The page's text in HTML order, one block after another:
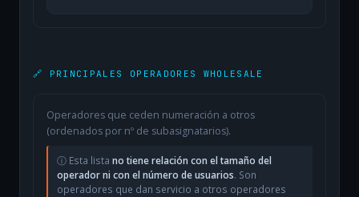
🔗 PRINCIPALES OPERADORES WHOLESALE
Operadores que ceden numeración a otros
(ordenados por nº de subasignatarios).
ⓘ Esta listano tiene relación con el tamaño del
operador ni con el número de usuarios. Son
operadores que dan servicio a otros operadores